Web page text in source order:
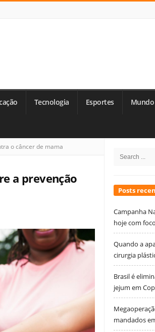
Tecnologia Esportes Mundo
o câncer de mama
a prevenção
Sidebar
Search
Posts
Campanha
hoje com
Quando a
cirurgia
Brasil é
jejum em
mandados